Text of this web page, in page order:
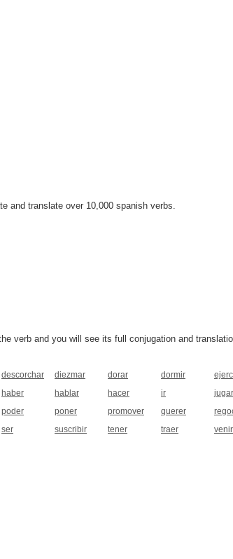
and translate over 10,000 spanish verbs.
verb and you will see its full conjugation and
descorchar diezmar dorar dormir
haber hablar hacer ir
jugar
poder poner promover querer
ser suscribir tener traer
venir